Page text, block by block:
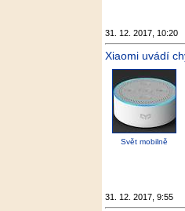
31. 12. 2017, 10:20
Xiaomi uvádí
Svět mobilně
31. 12. 2017, 9:55